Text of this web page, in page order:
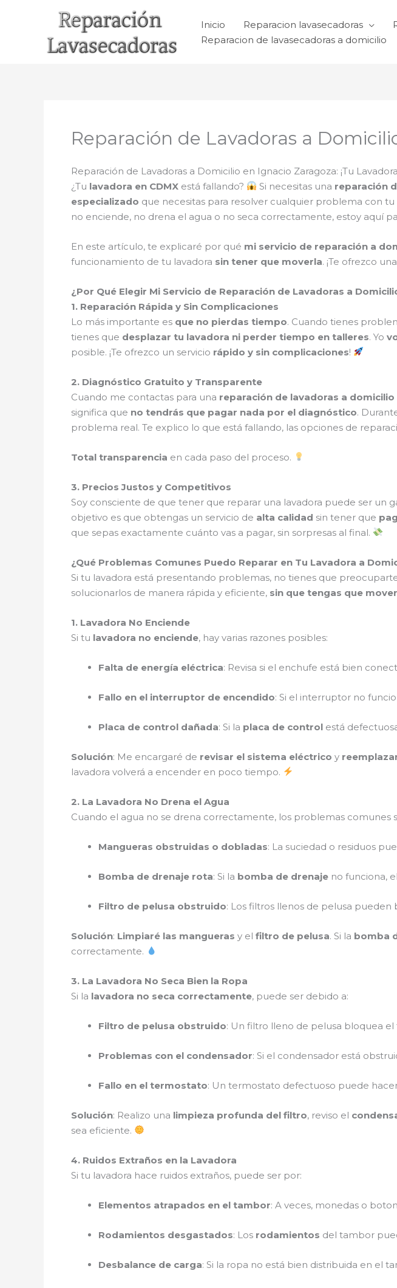
Inicio Reparacion lavasecadoras
Reparacion de lavasecadoras a domicilio
Reparación de Lavadoras a
Reparación de Lavadoras a Domicilio en Ignacio Zaragoza: ¡Tu
¿Tu lavadora en CDMX está fallando? Si necesitas una reparación
especializado que necesitas para resolver cualquier problema con tu
no enciende, no drena el agua o no seca correctamente, estoy aquí
En este artículo, te explicaré por qué mi servicio de reparación a
funcionamiento de tu lavadora sin tener que moverla. ¡Te ofrezco una
¿Por Qué Elegir Mi Servicio de Reparación de Lavadoras a
1. Reparación Rápida y Sin Complicaciones
Lo más importante es que no pierdas tiempo. Cuando tienes
tienes que desplazar tu lavadora ni perder tiempo en talleres. Yo
posible. ¡Te ofrezco un servicio rápido y sin complicaciones!
2. Diagnóstico Gratuito y Transparente
Cuando me contactas para una reparación de lavadoras a domicilio
significa que no tendrás que pagar nada por el diagnóstico.
problema real. Te explico lo que está fallando, las opciones de
Total transparencia en cada paso del proceso.
3. Precios Justos y Competitivos
Soy consciente de que tener que reparar una lavadora puede ser un
objetivo es que obtengas un servicio de alta calidad sin tener que
que sepas exactamente cuánto vas a pagar, sin sorpresas al final.
¿Qué Problemas Comunes Puedo Reparar en Tu Lavadora a
Si tu lavadora está presentando problemas, no tienes que
solucionarlos de manera rápida y eficiente, sin que tengas que
1. Lavadora No Enciende
Si tu lavadora no enciende, hay varias razones posibles:
Falta de energía eléctrica: Revisa si el enchufe está bien
Fallo en el interruptor de encendido: Si el interruptor no
Placa de control dañada: Si la placa de control está
Solución: Me encargaré de revisar el sistema eléctrico y
lavadora volverá a encender en poco tiempo.
2. La Lavadora No Drena el Agua
Cuando el agua no se drena correctamente, los problemas comunes
Mangueras obstruidas o dobladas: La suciedad o residuos
Bomba de drenaje rota: Si la bomba de drenaje no funciona,
Filtro de pelusa obstruido: Los filtros llenos de pelusa pueden
Solución: Limpiaré las mangueras y el filtro de pelusa. Si la bomba
correctamente.
3. La Lavadora No Seca Bien la Ropa
Si la lavadora no seca correctamente, puede ser debido a:
Filtro de pelusa obstruido: Un filtro lleno de pelusa bloquea el
Problemas con el condensador: Si el condensador está
Fallo en el termostato: Un termostato defectuoso puede
Solución: Realizo una limpieza profunda del filtro, reviso el
sea eficiente.
4. Ruidos Extraños en la Lavadora
Si tu lavadora hace ruidos extraños, puede ser por:
Elementos atrapados en el tambor: A veces, monedas o
Rodamientos desgastados: Los rodamientos del tambor
Desbalance de carga: Si la ropa no está bien distribuida en el